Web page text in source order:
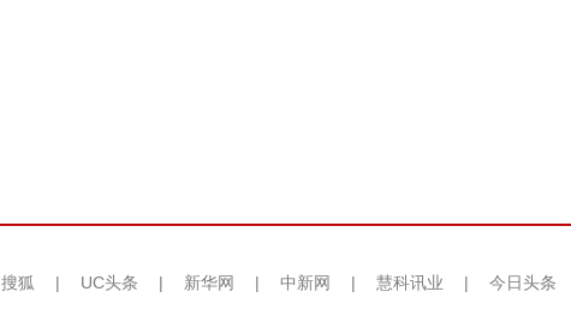
搜狐 | UC头条 | 新华网 | 中新网 | 慧科讯业 | 今日头条